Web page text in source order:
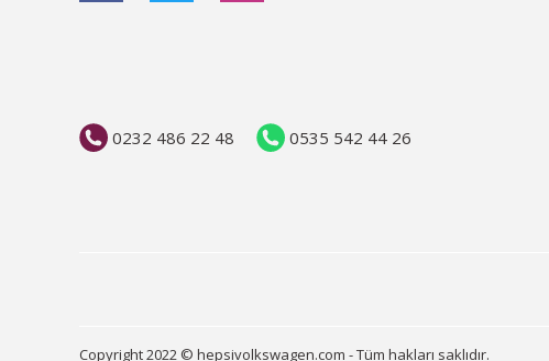
0232 486 22 48 0535 542 44 26
Copyright 2022 © hepsivolkswagen.com - Tüm hakları saklıdır.